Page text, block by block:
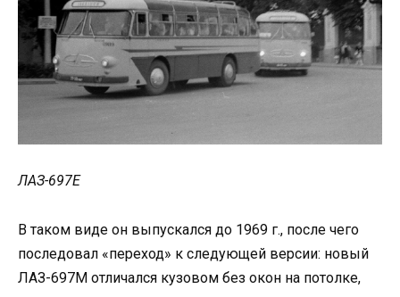
ЛАЗ-697Е
В таком виде он выпускался до 1969 г., после чего
последовал «переход» к следующей версии: новый
ЛАЗ-697М отличался кузовом без окон на потолке,